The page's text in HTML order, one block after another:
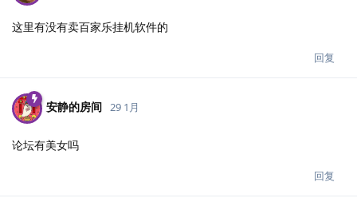
这里有没有卖百家乐挂机软件的
回复
安静的房间 29 1月
论坛有美女吗
回复